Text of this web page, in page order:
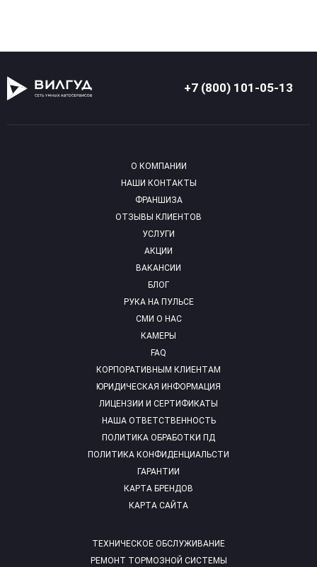
+7 (800) 101-05-13
О КОМПАНИИ
НАШИ КОНТАКТЫ
ФРАНШИЗА
ОТЗЫВЫ КЛИЕНТОВ
УСЛУГИ
АКЦИИ
ВАКАНСИИ
БЛОГ
РУКА НА ПУЛЬСЕ
СМИ О НАС
КАМЕРЫ
FAQ
ТЕХНИЧЕСКОЕ ОБСЛУЖИВАНИЕ
РЕМОНТ ТОРМОЗНОЙ СИСТЕМЫ
КОРПОРАТИВНЫМ КЛИЕНТАМ
ЮРИДИЧЕСКАЯ ИНФОРМАЦИЯ
ЛИЦЕНЗИИ И СЕРТИФИКАТЫ
НАША ОТВЕТСТВЕННОСТЬ
ПОЛИТИКА ОБРАБОТКИ ПД
ПОЛИТИКА КОНФИДЕНЦИАЛЬСТИ
ГАРАНТИИ
КАРТА БРЕНДОВ
КАРТА САЙТА